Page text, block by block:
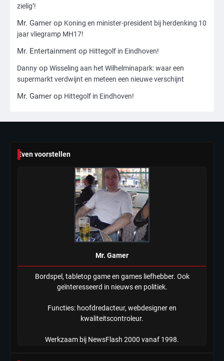
Amerikaanse regisseur Rob Reiner en
eigen zoon hoofdverdachte
Mr. Gamer
5
Israël doodt hoogste Hezbollah-leider
in nieuwe aanpak van begeleiding
kwetsbare inwoners door Siem,
ondanks onrust’
Mr. Gamer
zielig’!
Mr. Gamer op Koning en minister-president bij herdenking 10
jaar vliegramp MH17!
Mr. Entertainment op Hittegolf in Eindhoven!
Danny op Wisseling aan het Wilhelminapark: waar een
supermarkt verdwijnt en meteen een nieuwe verschijnt
Mr. Gamer op Hittegolf in Eindhoven!
Even voorstellen
Mr. Gamer
Bordspel, tabletop game en games liefhebber. Ook
geïnteresseerd in nieuws en politiek.
Functies: hoofdredacteur, webdesigner en
kwaliteitscontroleur.
Werkzaam bij NewsFlash 2000 vanaf 1998.